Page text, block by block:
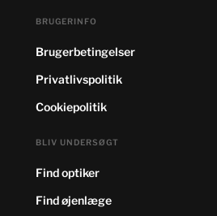
BRUGERINFO
Brugerbetingelser
Privatlivspolitik
Cookiepolitik
BLIV UNDERSØGT
Find optiker
Find øjenlæge